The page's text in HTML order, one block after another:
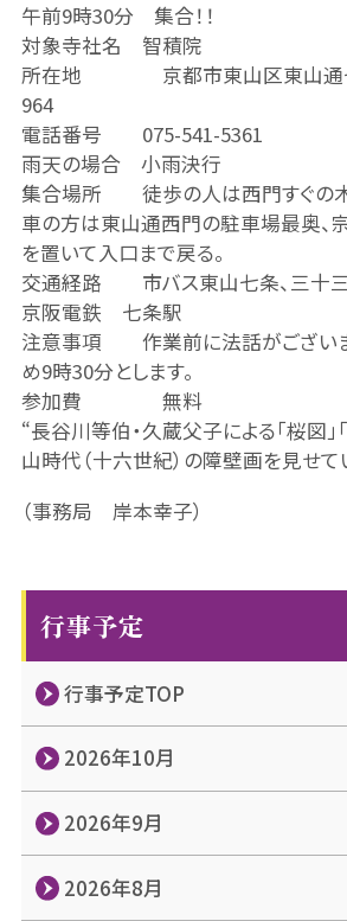
行事予定
行事予定TOP
2026年10月
2026年9月
2026年8月
午前9時30分 集合！！
対象寺社名 智積院
所在地 京都市東山区東山通七
964
電話番号 075-541-5361
雨天の場合 小雨決行
集合場所 徒歩の人は西門すぐの木
車の方は東山通西門の駐車場最奥、
を置いて入口まで戻る。
交通経路 市バス東山七条、三十
京阪電鉄 七条駅
注意事項 作業前に法話がございま
め9時30分とします。
参加費 無料
“長谷川等伯・久蔵父子による「桜図」
山時代（十六世紀）の障壁画を見せて
（事務局 岸本幸子）